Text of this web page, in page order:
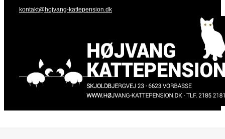
kontakt@hojvang-kattepension.dk